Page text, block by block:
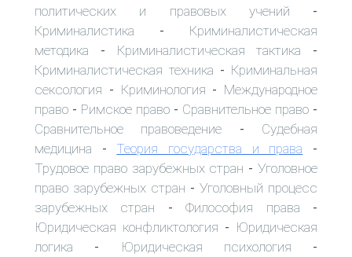
политических и правовых учений -
Криминалистика - Криминалистическая
методика - Криминалистическая тактика -
Криминалистическая техника - Криминальная
сексология - Криминология - Международное
право - Римское право - Сравнительное право -
Сравнительное правоведение - Судебная
медицина - Теория государства и права -
Трудовое право зарубежных стран -Уголовное
право зарубежных стран - Уголовный процесс
зарубежных стран -Философия права -
Юридическая конфликтология - Юридическая
логика - Юридическая психология -